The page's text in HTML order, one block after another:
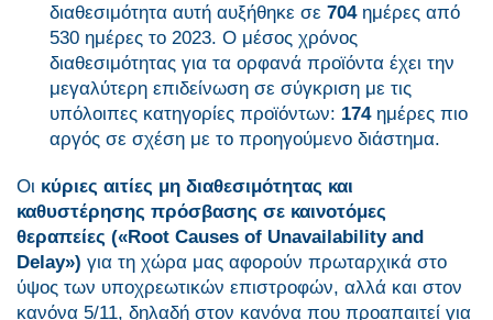
διαθεσιμότητα αυτή αυξήθηκε σε 704ημέρες από
530 ημέρες το 2023. Ο μέσος χρόνος
διαθεσιμότητας για τα ορφανά προϊόντα έχει την
μεγαλύτερη επιδείνωση σε σύγκριση με τις
υπόλοιπες κατηγορίες προϊόντων: 174ημέρες πιο
αργός σε σχέση με το προηγούμενο διάστημα.
Οι κύριες αιτίες μη διαθεσιμότητας και
καθυστέρησης πρόσβασης σε καινοτόμες
θεραπείες («Root Causes of Unavailability and
Delay») για τη χώρα μας αφορούν πρωταρχικά στο
ύψος των υποχρεωτικών επιστροφών, αλλά και στον
κανόνα 5/11, δηλαδή στον κανόνα που προαπαιτεί για